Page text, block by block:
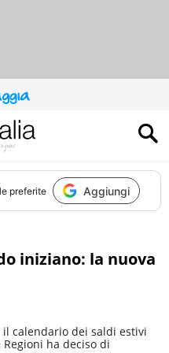
preferite Aggiungi
iniziano: la nuova
il calendario dei saldi estivi
ha deciso di